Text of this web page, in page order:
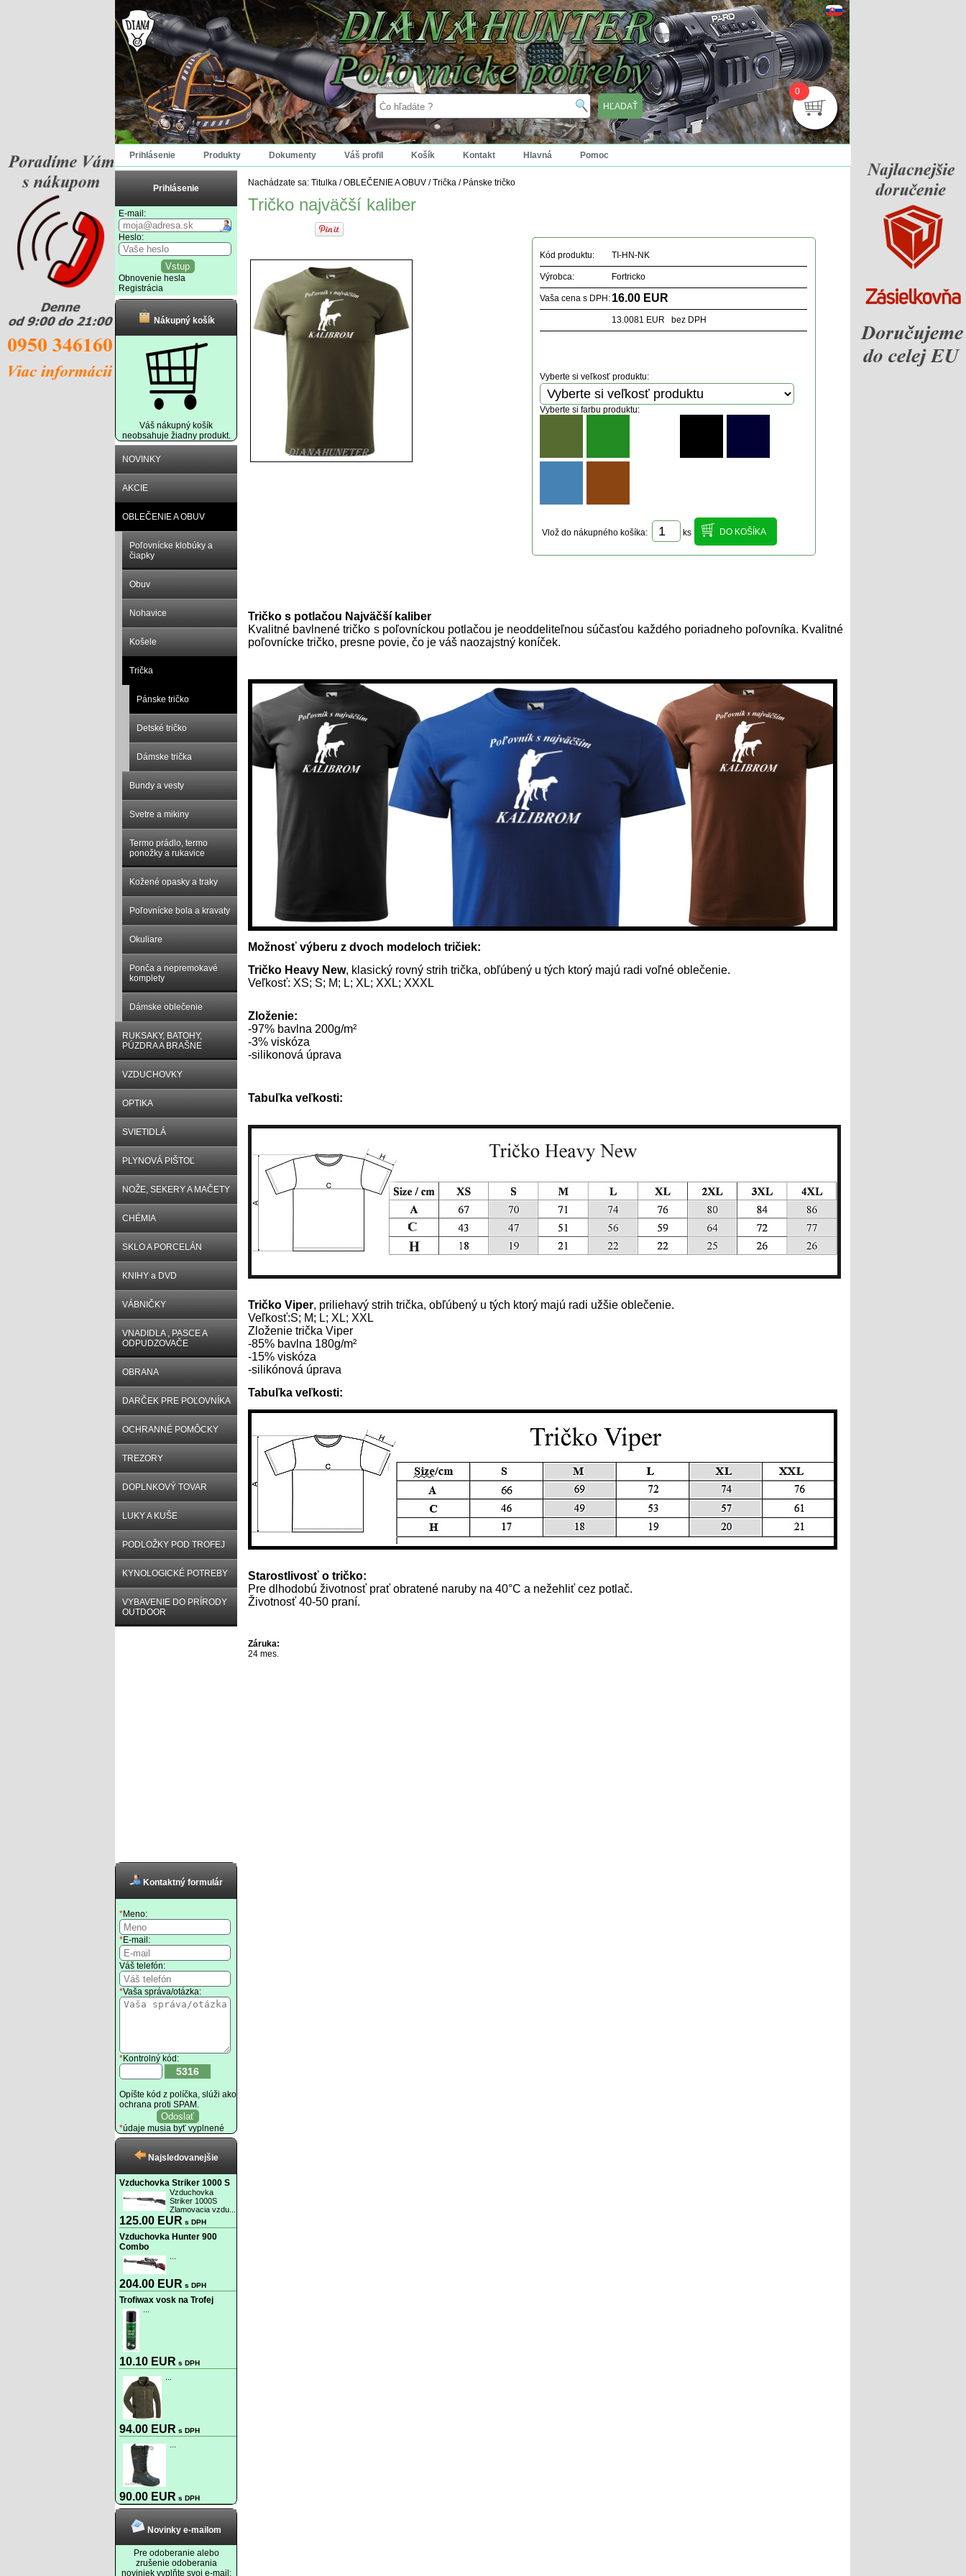
0
Prihlásenie Produkty Dokumenty Váš profil Košík Kontakt Hlavná Pomoc
Prihlásenie
E-mail:
Heslo:
Obnovenie hesla
Registrácia
Nákupný košík
Váš nákupný košík
neobsahuje žiadny produkt.
NOVINKY
AKCIE
OBLEČENIE A OBUV
Poľovnícke klobúky a
čiapky
Obuv
Nohavice
Košele
Trička
Pánske tričko
Detské tričko
Dámske trička
Bundy a vesty
Svetre a mikiny
Termo prádlo, termo
ponožky a rukavice
Kožené opasky a traky
Poľovnícke bola a kravaty
Okuliare
Ponča a nepremokavé
komplety
Dámske oblečenie
RUKSAKY, BATOHY,
PÚZDRA A BRAŠNE
VZDUCHOVKY
OPTIKA
SVIETIDLÁ
PLYNOVÁ PIŠTOĽ
NOŽE, SEKERY A MAČETY
CHÉMIA
SKLO A PORCELÁN
KNIHY a DVD
VÁBNIČKY
VNADIDLA , PASCE A
ODPUDZOVAČE
OBRANA
DARČEK PRE POĽOVNÍKA
OCHRANNÉ POMÔCKY
TREZORY
DOPLNKOVÝ TOVAR
LUKY A KUŠE
PODLOŽKY POD TROFEJ
KYNOLOGICKÉ POTREBY
VYBAVENIE DO PRÍRODY
OUTDOOR
Kontaktný formulár
*Meno:
*E-mail:
Váš telefón:
*Vaša správa/otázka:
*Kontrolný kód:
5316
Opíšte kód z políčka, slúži ako
ochrana proti SPAM.
*údaje musia byť vyplnené
Najsledovanejšie
Vzduchovka Striker 1000 S
Vzduchovka
Striker 1000S
Zlamovacia vzdu...
125.00 EUR s DPH
Vzduchovka Hunter 900
Combo
204.00 EUR s DPH
Trofiwax vosk na Trofej
10.10 EUR s DPH
94.00 EUR s DPH
90.00 EUR s DPH
Novinky e-mailom
Pre odoberanie alebo
zrušenie odoberania
noviniek vyplňte svoj e-mail:
Nachádzate sa: Titulka /OBLEČENIE A OBUV /Trička / Pánske tričko
Tričko najväčší kaliber
Kód produktu: TI-HN-NK
Výrobca: Fortricko
Vaša cena s DPH: 16.00 EUR
13.0081 EUR bez DPH
Vyberte si veľkosť produktu:
Vyberte si farbu produktu:
Vlož do nákupného košíka: ks
Tričko s potlačou Najväčší kaliber
Kvalitné bavlnené tričko s poľovníckou potlačou je neoddeliteľnou súčasťou každého poriadneho poľovníka. Kvalitné
poľovnícke tričko, presne povie, čo je váš naozajstný koníček.
Možnosť výberu z dvoch modeloch tričiek:
Tričko Heavy New, klasický rovný strih trička, obľúbený u tých ktorý majú radi voľné oblečenie.
Veľkosť: XS; S; M; L; XL; XXL; XXXL
Zloženie:
-97% bavlna 200g/m²
-3% viskóza
-silikonová úprava
Tabuľka veľkosti:
Tričko Viper, priliehavý strih trička, obľúbený u tých ktorý majú radi užšie oblečenie.
Veľkosť:S; M; L; XL; XXL
Zloženie trička Viper
-85% bavlna 180g/m²
-15% viskóza
-silikónová úprava
Tabuľka veľkosti:
Starostlivosť o tričko:
Pre dlhodobú životnosť prať obratené naruby na 40°C a nežehliť cez potlač.
Životnosť 40-50 praní.
Záruka:
24 mes.